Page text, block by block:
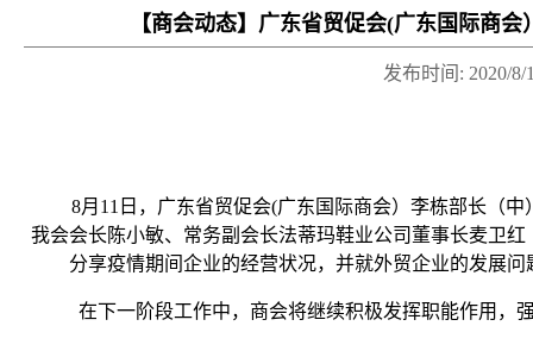
【商会动态】广东省贸促会(广东国际商
发布时间: 2020/8/
8月11日，广东省贸促会(广东国际商会）李栋部长（
我会会长陈小敏、常务副会长法蒂玛鞋业公司董事长麦卫
分享疫情期间企业的经营状况，并就外贸企业的发展
在下一阶段工作中，商会将继续积极发挥职能作用，